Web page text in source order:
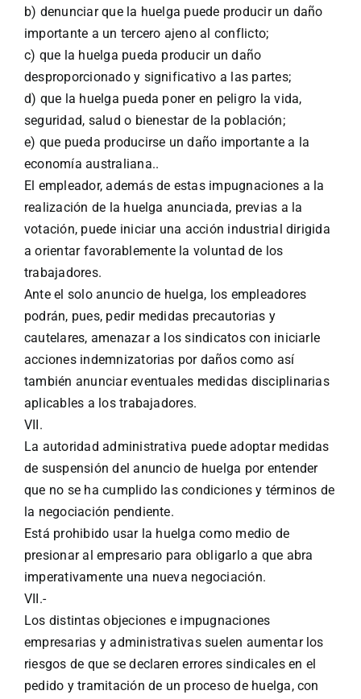
b) denunciar que la huelga puede producir un daño
importante a un tercero ajeno al conflicto;
c) que la huelga pueda producir un daño
desproporcionado y significativo a las partes;
d) que la huelga pueda poner en peligro la vida,
seguridad, salud o bienestar de la población;
e) que pueda producirse un daño importante a la
economía australiana..
El empleador, además de estas impugnaciones a la
realización de la huelga anunciada, previas a la
votación, puede iniciar una acción industrial dirigida
a orientar favorablemente la voluntad de los
trabajadores.
Ante el solo anuncio de huelga, los empleadores
podrán, pues, pedir medidas precautorias y
cautelares, amenazar a los sindicatos con iniciarle
acciones indemnizatorias por daños como así
también anunciar eventuales medidas disciplinarias
aplicables a los trabajadores.
VII.
La autoridad administrativa puede adoptar medidas
de suspensión del anuncio de huelga por entender
que no se ha cumplido las condiciones y términos de
la negociación pendiente.
Está prohibido usar la huelga como medio de
presionar al empresario para obligarlo a que abra
imperativamente una nueva negociación.
VII.-
Los distintas objeciones e impugnaciones
empresarias y administrativas suelen aumentar los
riesgos de que se declaren errores sindicales en el
pedido y tramitación de un proceso de huelga, con